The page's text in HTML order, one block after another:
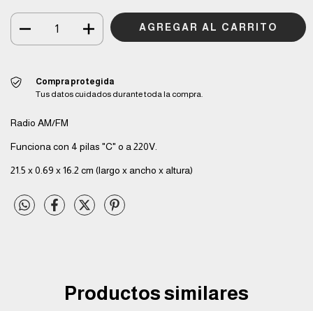
Compra protegida
Tus datos cuidados durante toda la compra.
Radio AM/FM
Funciona con 4 pilas "C" o a 220V.
21.5 x 0.69 x 16.2 cm (largo x ancho x altura)
Productos similares